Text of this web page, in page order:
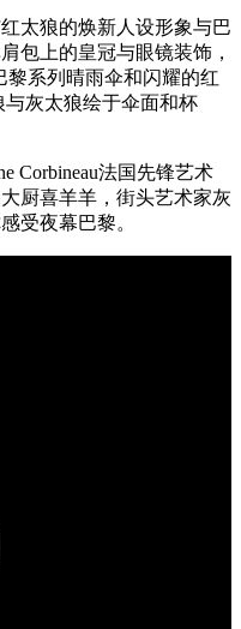
太狼的焕新人设形象与巴
包上的皇冠与眼镜装饰，
黎系列晴雨伞和闪耀的红
灰太狼绘于伞面和杯
Corbineau法国先锋艺术
厨喜羊羊，街头艺术家灰
受夜幕巴黎。